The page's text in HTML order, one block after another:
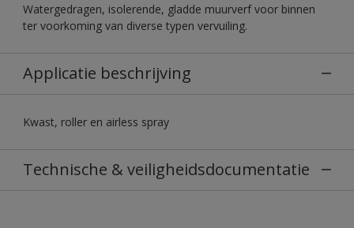
Watergedragen, isolerende, gladde muurverf voor binnen
ter voorkoming van diverse typen vervuiling.
Applicatie beschrijving
Kwast, roller en airless spray
Technische & veiligheidsdocumentatie